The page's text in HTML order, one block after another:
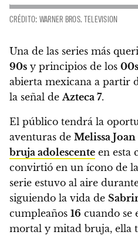
CRÉDITO: WARNER BROS. TELEVISION
Una de las series más
90s y principios de los 00s
abierta mexicana a partir
la señal de Azteca 7.
El público tendrá la
aventuras de Melissa
bruja adolescente en esta
convirtió en un ícono de
serie estuvo al aire
siguiendo la vida de
cumpleaños 16 cuando se
mortal y mitad bruja, ella